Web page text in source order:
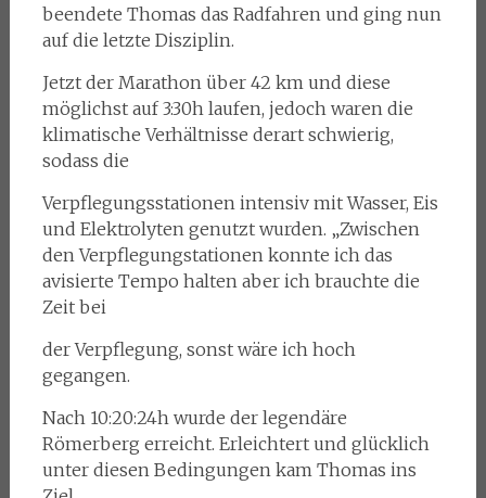
beendete Thomas das Radfahren und ging nun
auf die letzte Disziplin.
Jetzt der Marathon über 42 km und diese
möglichst auf 3:30h laufen, jedoch waren die
klimatische Verhältnisse derart schwierig,
sodass die
Verpflegungsstationen intensiv mit Wasser, Eis
und Elektrolyten genutzt wurden. „Zwischen
den Verpflegungstationen konnte ich das
avisierte Tempo halten aber ich brauchte die
Zeit bei
der Verpflegung, sonst wäre ich hoch
gegangen.
Nach 10:20:24h wurde der legendäre
Römerberg erreicht. Erleichtert und glücklich
unter diesen Bedingungen kam Thomas ins